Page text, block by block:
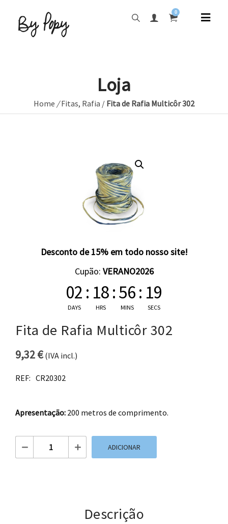
0
Loja
Home /Fitas, Rafia / Fita de Rafia Multicôr 302
Desconto de 15% em todo nosso site!
Cupão: VERANO2026
02
DAYS
: 18
HRS
:56
MINS
: 18
SECS
Fita de Rafia Multicôr 302
9,32€(IVA incl.)
REF: CR20302
Apresentação: 200 metros de comprimento.
Quantidade de Fita de Rafia Multicôr 302
ADICIONAR
Descrição